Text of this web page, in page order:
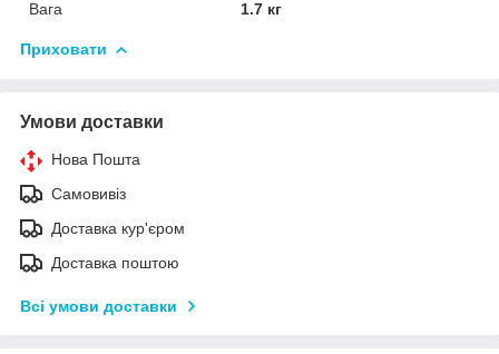
Вага
1.7 кг
Приховати
Умови доставки
Нова Пошта
Самовивіз
Доставка кур'єром
Доставка поштою
Всі умови доставки